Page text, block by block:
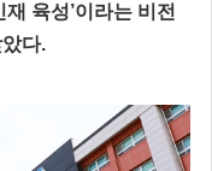
육성’이라는 비전
다.